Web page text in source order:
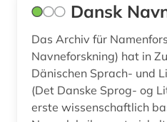
Dansk
Das Archiv für
Navneforskning) hat in
Dänischen Sprach- und
(Det Danske Sprog- og
erste wissenschaftlich